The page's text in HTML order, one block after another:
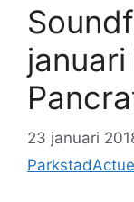
23 januari